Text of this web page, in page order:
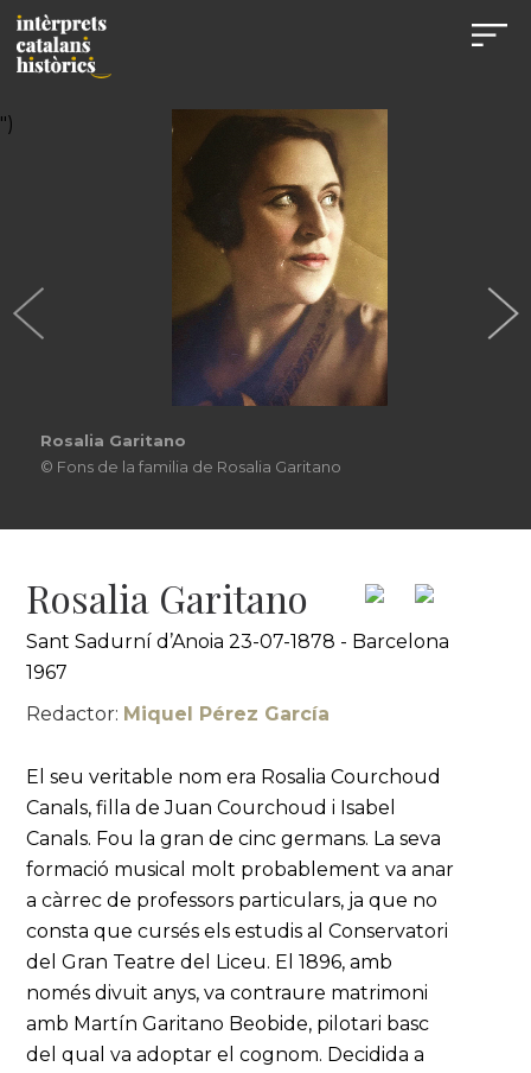
")
Rosalia Garitano
© Fons de la familia de Rosalia Garitano
Rosalia Garitano
Sant Sadurní d’Anoia 23-07-1878 - Barcelona
1967
Redactor: Miquel Pérez García
El seu veritable nom era Rosalia Courchoud
Canals, filla de Juan Courchoud i Isabel
Canals. Fou la gran de cinc germans. La seva
formació musical molt probablement va anar
a càrrec de professors particulars, ja que no
consta que cursés els estudis al Conservatori
del Gran Teatre del Liceu. El 1896, amb
només divuit anys, va contraure matrimoni
amb Martín Garitano Beobide, pilotari basc
del qual va adoptar el cognom. Decidida a